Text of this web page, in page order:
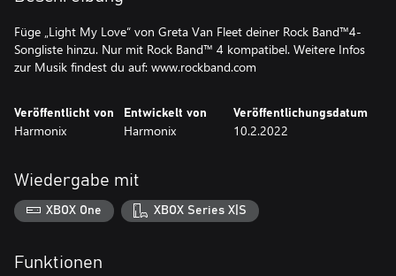
Füge „Light My Love“ von Greta Van Fleet deiner Rock Band™4-
Songliste hinzu. Nur mit Rock Band™ 4 kompatibel. Weitere Infos
zur Musik findest du auf: www.rockband.com
Veröffentlicht von
Harmonix
Entwickelt von
Harmonix
Veröffentlichungsdatum
10.2.2022
Wiedergabe mit
XBOX One XBOX Series X|S
Funktionen